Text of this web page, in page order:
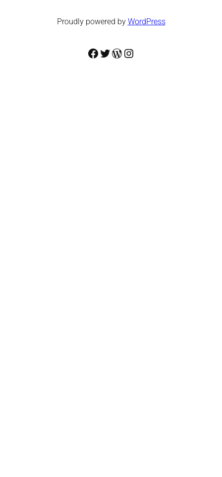
Proudly powered by WordPress
Facebook
Twitter
WordPress
Instagram